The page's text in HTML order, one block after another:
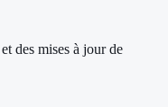
des mises à jour de